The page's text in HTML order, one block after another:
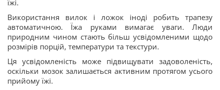
їжі.
Використання вилок і ложок іноді робить трапезу
автоматичною. Їжа руками вимагає уваги. Люди
природним чином стають більш усвідомленими щодо
розмірів порцій, температури та текстури.
Ця усвідомленість може підвищувати задоволеність,
оскільки мозок залишається активним протягом усього
прийому їжі.